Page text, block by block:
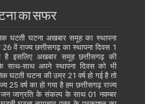
का सफर
घटती घटना अखबार समूह का स्थापना
वें राज्य छत्तीसगढ़ का स्थापना दिवस 1
है इसलिए अखबार समूह छत्तीसगढ़ की
साथ-साथ अपने स्थापना दिवस को भी
घटती घटना की उम्र 21 वर्ष हो गई है तो
25 वर्ष का हो गया है हम छत्तीसगढ़ राज्य
जन जाग्रति के संकल्प के साथ 01 नवम्बर